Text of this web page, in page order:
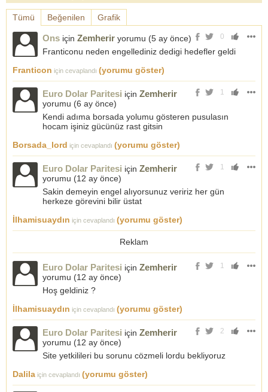
Tümü Beğenilen Grafik
0
Ons için Zemherir yorumu (5 ay önce)
Franticonu neden engellediniz dedigi hedefler geldi
Franticon için cevaplandı (yorumu göster)
1
Euro Dolar Paritesi için Zemherir
yorumu (6 ay önce)
Kendi adıma borsada yolumu gösteren pusulasın
hocam işiniz gücünüz rast gitsin
Borsada_lord için cevaplandı (yorumu göster)
1
Euro Dolar Paritesi için Zemherir
yorumu (12 ay önce)
Sakin demeyin engel alıyorsunuz veririz her gün
herkeze görevini bilir üstat
İlhamisuaydın için cevaplandı (yorumu göster)
Reklam
1
Euro Dolar Paritesi için Zemherir
yorumu (12 ay önce)
Hoş geldiniz ?
İlhamisuaydın için cevaplandı (yorumu göster)
2
Euro Dolar Paritesi için Zemherir
yorumu (12 ay önce)
Site yetkilileri bu sorunu cözmeli lordu bekliyoruz
Dalila için cevaplandı (yorumu göster)